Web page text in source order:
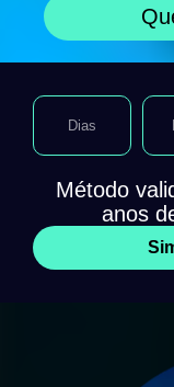
Método
anos
Dias